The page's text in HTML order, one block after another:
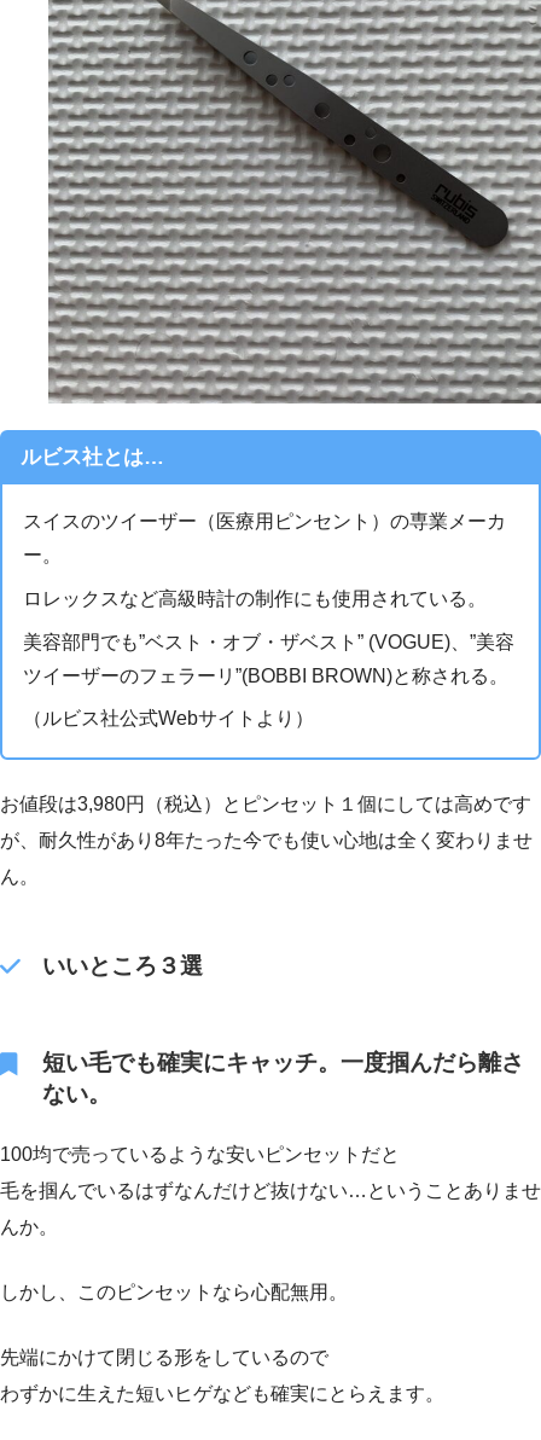
ルビス社とは…
スイスのツイーザー（医療用ピンセント）の専業メーカ
ー。
ロレックスなど高級時計の制作にも使用されている。
美容部門でも”ベスト・オブ・ザベスト” (VOGUE)、”美容
ツイーザーのフェラーリ”(BOBBI BROWN)と称される。
（ルビス社公式Webサイトより）
お値段は3,980円（税込）とピンセット１個にしては高めです
が、耐久性があり8年たった今でも使い心地は全く変わりませ
ん。
いいところ３選
短い毛でも確実にキャッチ。一度掴んだら離さ
ない。
100均で売っているような安いピンセットだと
毛を掴んでいるはずなんだけど抜けない…ということありませ
んか。
しかし、このピンセットなら心配無用。
先端にかけて閉じる形をしているので
わずかに生えた短いヒゲなども確実にとらえます。